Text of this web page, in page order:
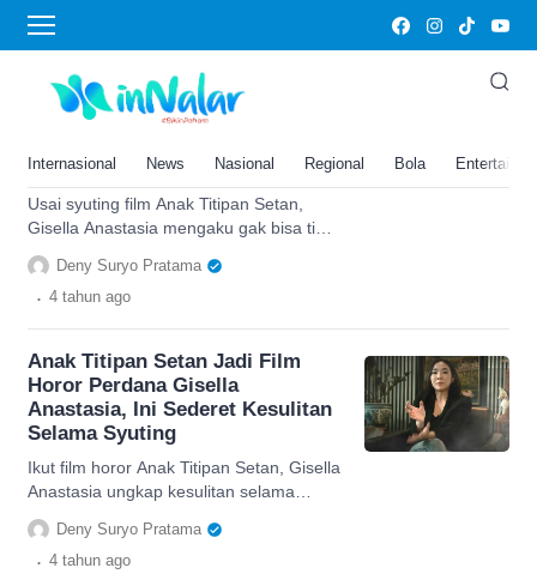
Internasional News Nasional Regional Bola
Gisella Anastasia
Syuting Film Anak Titipan Setan
Bikin Gisella Anastasia Gak Bisa
Trauma Nih?
Usai syuting film Anak Titipan Setan,
Gisella Anastasia mengaku gak bisa tidur
sendirian, cek kabarnya di sini.
Deny Suryo Pratama
. 4 tahun ago
Anak Titipan Setan Jadi Film
Horor Perdana Gisella
Anastasia, Ini Sederet Kesulitan
Selama Syuting
Ikut film horor Anak Titipan Setan, Gisella
Anastasia ungkap kesulitan selama
Deny Suryo Pratama
. 4 tahun ago